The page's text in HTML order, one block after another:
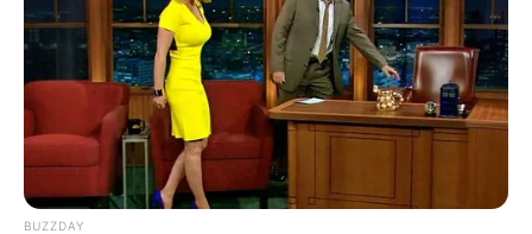
spisek przeciwko królowej Anglii.
BUZZDAY